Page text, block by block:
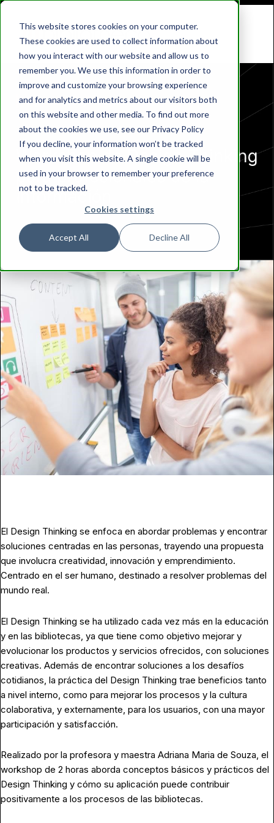
This website stores cookies on your computer.
These cookies are used to collect information about
how you interact with our website and allow us to
remember you. We use this information in order to
improve and customize your browsing experience
and for analytics and metrics about our visitors both
on this website and other media. To find out more
about the cookies we use, see our Privacy Policy
If you decline, your information won’t be tracked
when you visit this website. A single cookie will be
used in your browser to remember your preference
not to be tracked.
Cookies settings
Accept All Decline All
Aprendizaje Virtual
Workshop de Design Thinking
para profesionales de la
información
El Design Thinking se enfoca en abordar problemas y encontrar
soluciones centradas en las personas, trayendo una propuesta
que involucra creatividad, innovación y emprendimiento.
Centrado en el ser humano, destinado a resolver problemas del
mundo real.
El Design Thinking se ha utilizado cada vez más en la educación
y en las bibliotecas, ya que tiene como objetivo mejorar y
evolucionar los productos y servicios ofrecidos, con soluciones
creativas. Además de encontrar soluciones a los desafíos
cotidianos, la práctica del Design Thinking trae beneficios tanto
a nivel interno, como para mejorar los procesos y la cultura
colaborativa, y externamente, para los usuarios, con una mayor
participación y satisfacción.
Realizado por la profesora y maestra Adriana Maria de Souza, el
workshop de 2 horas aborda conceptos básicos y prácticos del
Design Thinking y cómo su aplicación puede contribuir
positivamente a los procesos de las bibliotecas.